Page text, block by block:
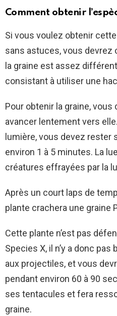
Comment obtenir
Si vous voulez obtenir
sans astuces, vous devrez
la graine est assez
consistant à utiliser une
Pour obtenir la graine,
avancer lentement vers
lumière, vous devez rester
environ 1 à 5 minutes. La
créatures effrayées par la
Après un court laps de
plante crachera une graine
Cette plante n’est pas
Species X, il n’y a donc
aux projectiles, et vous
pendant environ 60 à 90
ses tentacules et fera
graine.